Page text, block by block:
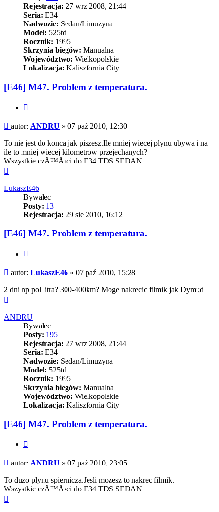
Rejestracja: 27 wrz 2008, 21:44
Seria: E34
Nadwozie: Sedan/Limuzyna
Model: 525td
Rocznik: 1995
Skrzynia biegów: Manualna
Województwo: Wielkopolskie
Lokalizacja: Kaliszfornia City
[E46] M47. Problem z temperatura.
Post
autor: ANDRU » 07 paź 2010, 12:30
To nie jest do konca jak piszesz.Ile mniej wiecej plynu ubywa i na
ile to mniej wiecej kilometrow przejechanych?
Wszystkie czÄ™Å›ci do E34 TDS SEDAN
LukaszE46
Bywalec
Posty: 13
Rejestracja: 29 sie 2010, 16:12
[E46] M47. Problem z temperatura.
Post
autor: LukaszE46 » 07 paź 2010, 15:28
2 dni np pol litra? 300-400km? Moge nakrecic filmik jak Dymi;d
ANDRU
Bywalec
Posty: 195
Rejestracja: 27 wrz 2008, 21:44
Seria: E34
Nadwozie: Sedan/Limuzyna
Model: 525td
Rocznik: 1995
Skrzynia biegów: Manualna
Województwo: Wielkopolskie
Lokalizacja: Kaliszfornia City
[E46] M47. Problem z temperatura.
Post
autor: ANDRU » 07 paź 2010, 23:05
To duzo plynu spiernicza.Jesli mozesz to nakrec filmik.
Wszystkie czÄ™Å›ci do E34 TDS SEDAN